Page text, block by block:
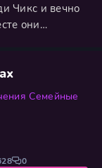
Чикс и вечно
они
до
новый день
Семейные
0